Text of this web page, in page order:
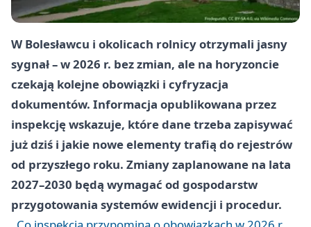
W Bolesławcu i okolicach rolnicy otrzymali jasny
sygnał – w 2026 r. bez zmian, ale na horyzoncie
czekają kolejne obowiązki i cyfryzacja
dokumentów. Informacja opublikowana przez
inspekcję wskazuje, które dane trzeba zapisywać
już dziś i jakie nowe elementy trafią do rejestrów
od przyszłego roku. Zmiany zaplanowane na lata
2027–2030 będą wymagać od gospodarstw
przygotowania systemów ewidencji i procedur.